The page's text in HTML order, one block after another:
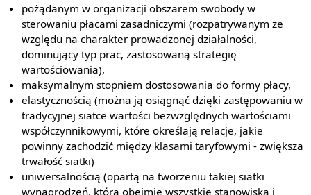
pożądanym w organizacji obszarem swobody w
sterowaniu płacami zasadniczymi (rozpatrywanym ze
względu na charakter prowadzonej działalności,
dominujący typ prac, zastosowaną strategię
wartościowania),
maksymalnym stopniem dostosowania do formy płacy,
elastycznością (można ją osiągnąć dzięki zastępowaniu w
tradycyjnej siatce wartości bezwzględnych wartościami
współczynnikowymi, które określają relacje, jakie
powinny zachodzić między klasami taryfowymi - zwiększa
trwałość siatki)
uniwersalnością (opartą na tworzeniu takiej siatki
wynagrodzeń, która obejmie wszystkie stanowiska i